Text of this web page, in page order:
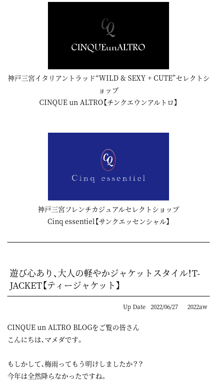
神戸三宮イタリアントラッド“WILD & SEXY + CUTE”セレクトシ
ョップ
CINQUE un ALTRO【チンクエウンアルトロ】
神戸三宮フレンチカジュアルセレクトショップ
Cinq essentiel【サンクエッセンシャル】
遊び心あり、大人の軽やかジャケットスタイル！T-
JACKET【ティージャケット】
Up Date 2022/06/27 2022aw
CINQUE un ALTRO BLOGをご覧の皆さん
こんにちは、マメダです。
もしかして、梅雨ってもう明けしましたか？？
今年は全然降らなかったですね。